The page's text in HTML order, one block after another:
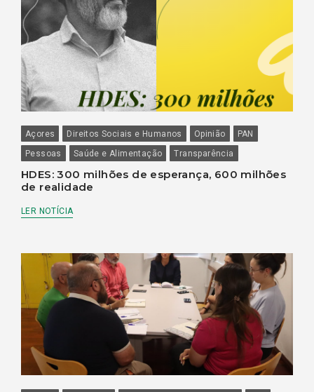
Açores Direitos Sociais e Humanos Opinião
PAN
Pessoas
Saúde e Alimentação Transparência
HDES: 300 milhões de esperança, 600 milhões
de realidade
LER NOTÍCIA